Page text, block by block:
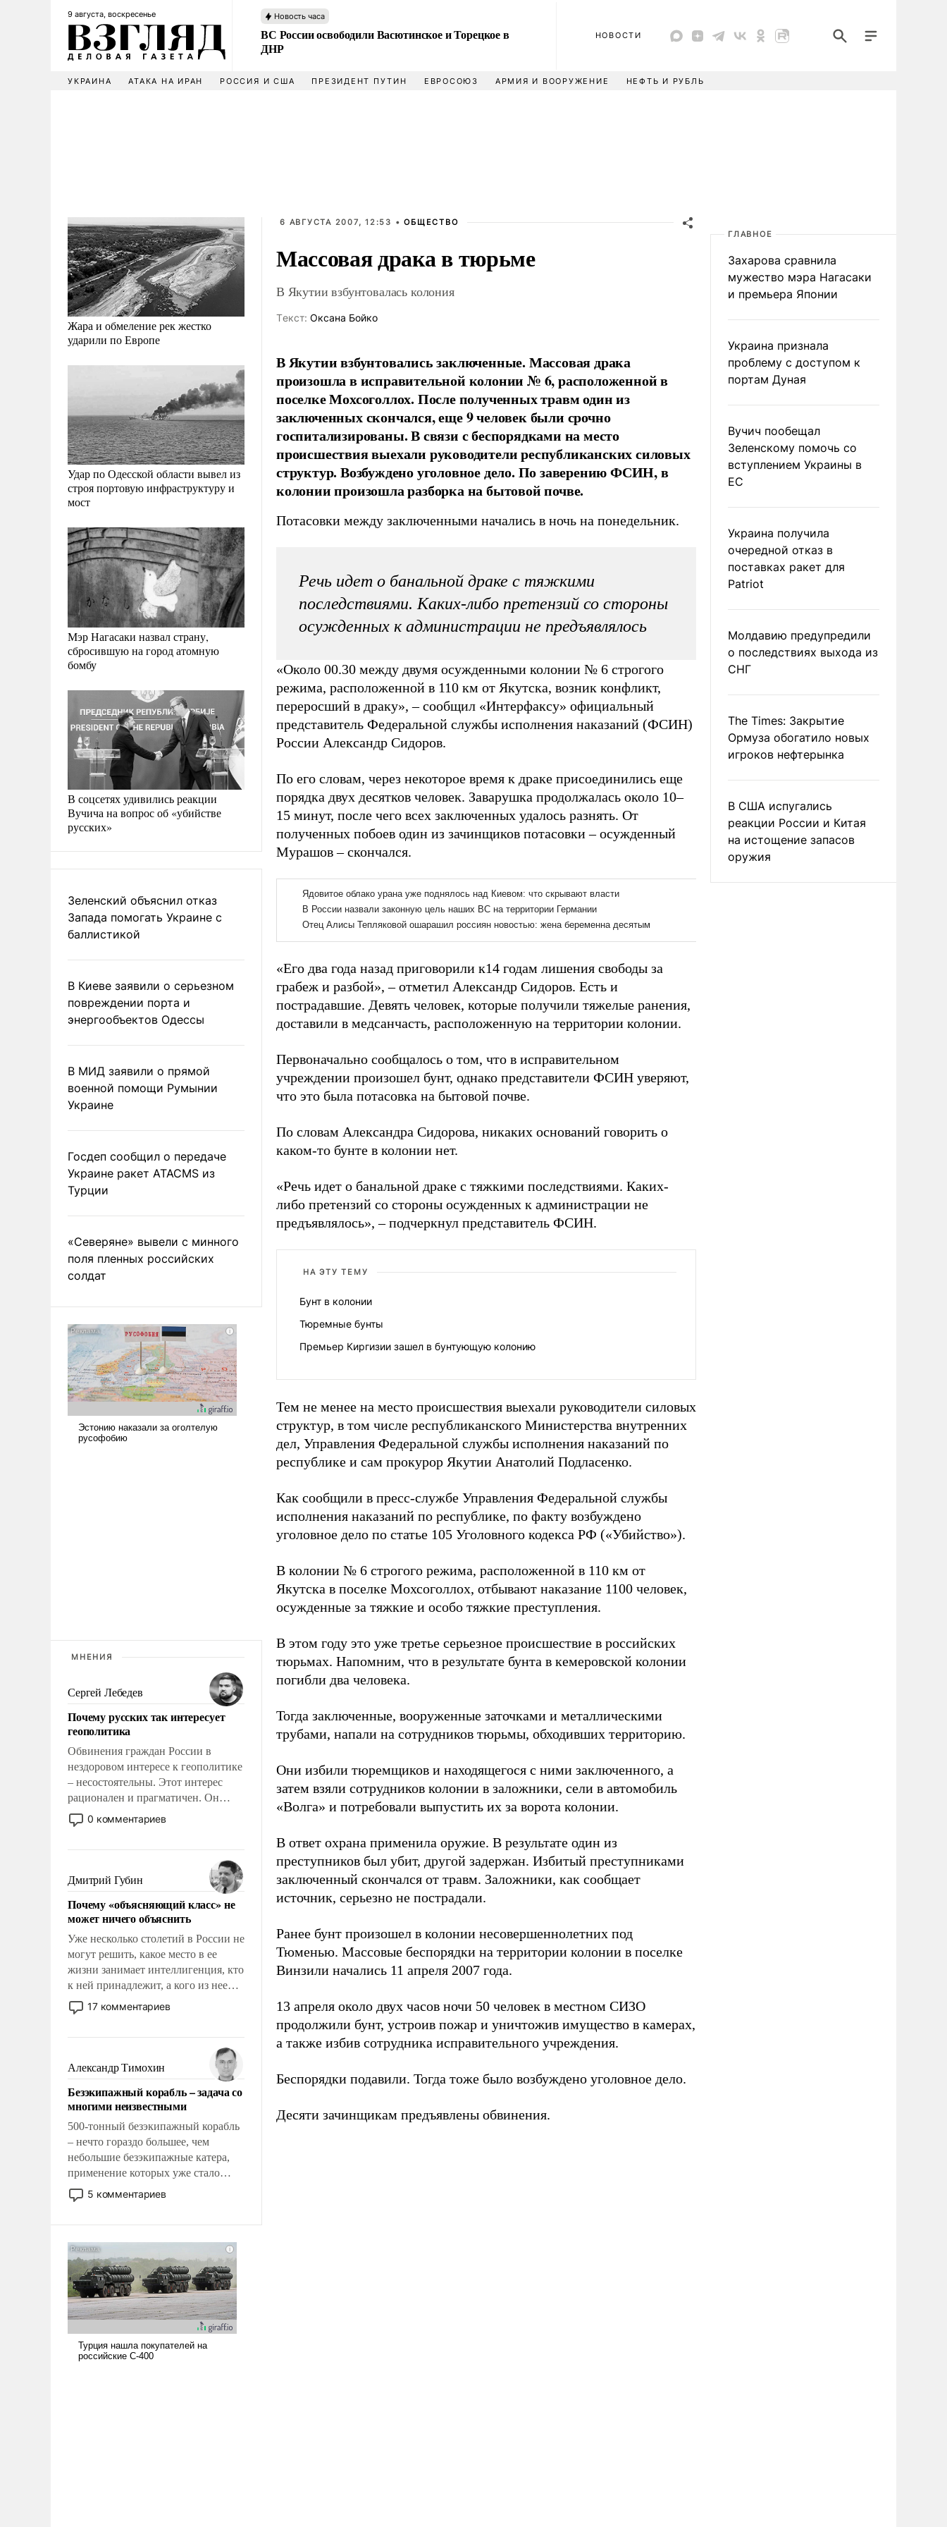
9 августа, воскресенье Новость часа
ВС России освободили Васютинское и Торецкое в
ДНР
НОВОСТИ
УКРАИНА АТАКА НА ИРАН РОССИЯ И США ПРЕЗИДЕНТ ПУТИН ЕВРОСОЮЗ АРМИЯ И ВООРУЖЕНИЕ НЕФТЬ И РУБЛЬ
Жара и обмеление рек жестко
ударили по Европе
Удар по Одесской области вывел из
строя портовую инфраструктуру и
мост
Мэр Нагасаки назвал страну,
сбросившую на город атомную
бомбу
В соцсетях удивились реакции
Вучича на вопрос об «убийстве
русских»
Зеленский объяснил отказ
Запада помогать Украине с
баллистикой
В Киеве заявили о серьезном
повреждении порта и
энергообъектов Одессы
В МИД заявили о прямой
военной помощи Румынии
Украине
Госдеп сообщил о передаче
Украине ракет ATACMS из
Турции
«Северяне» вывели с минного
поля пленных российских
солдат
МНЕНИЯ
Сергей Лебедев
Почему русских так интересует
геополитика
Обвинения граждан России в
нездоровом интересе к геополитике
– несостоятельны. Этот интерес
рационален и прагматичен. Он
обусловлен тысячелетним опытом
выживания в крайне непростых
знанием, что мировая политика
имеет свойство заявляться на порог
нашего дома.
0 комментариев
Дмитрий Губин
Почему «объясняющий класс» не
может ничего объяснить
Уже несколько столетий в России не
могут решить, какое место в ее
жизни занимает интеллигенция, кто
к ней принадлежит, а кого из нее
исключили с правом
восстановления и без оного. И чем
казалось, что эти вопросы решены
раз и навсегда, но – нет, не решены.
17 комментариев
Александр Тимохин
Безэкипажный корабль – задача со
многими неизвестными
500-тонный безэкипажный корабль
– нечто гораздо большее, чем
небольшие безэкипажные катера,
применение которых уже стало
обыденностью. Задача по созданию
такого корабля очень сложна и
наши боевые возможности.
5 комментариев
6 АВГУСТА 2007, 12:53 •ОБЩЕСТВО
Массовая драка в тюрьме
В Якутии взбунтовалась колония
Tекст: Оксана Бойко
В Якутии взбунтовались заключенные. Массовая драка
произошла в исправительной колонии № 6, расположенной в
поселке Мохсоголлох. После полученных травм один из
заключенных скончался, еще 9 человек были срочно
госпитализированы. В связи с беспорядками на место
происшествия выехали руководители республиканских силовых
структур. Возбуждено уголовное дело. По заверению ФСИН, в
колонии произошла разборка на бытовой почве.
Потасовки между заключенными начались в ночь на понедельник.
Речь идет о банальной драке с тяжкими
последствиями. Каких-либо претензий со стороны
осужденных к администрации не предъявлялось
«Около 00.30 между двумя осужденными колонии № 6 строгого
режима, расположенной в 110 км от Якутска, возник конфликт,
переросший в драку», – сообщил «Интерфаксу» официальный
представитель Федеральной службы исполнения наказаний (ФСИН)
России Александр Сидоров.
По его словам, через некоторое время к драке присоединились еще
порядка двух десятков человек. Заварушка продолжалась около 10–
15 минут, после чего всех заключенных удалось разнять. От
полученных побоев один из зачинщиков потасовки – осужденный
Мурашов – скончался.
«Его два года назад приговорили к14 годам лишения свободы за
грабеж и разбой», – отметил Александр Сидоров. Есть и
пострадавшие. Девять человек, которые получили тяжелые ранения,
доставили в медсанчасть, расположенную на территории колонии.
Первоначально сообщалось о том, что в исправительном
учреждении произошел бунт, однако представители ФСИН уверяют,
что это была потасовка на бытовой почве.
По словам Александра Сидорова, никаких оснований говорить о
каком-то бунте в колонии нет.
«Речь идет о банальной драке с тяжкими последствиями. Каких-
либо претензий со стороны осужденных к администрации не
предъявлялось», – подчеркнул представитель ФСИН.
НА ЭТУ ТЕМУ
Бунт в колонии
Тюремные бунты
Премьер Киргизии зашел в бунтующую колонию
Тем не менее на место происшествия выехали руководители силовых
структур, в том числе республиканского Министерства внутренних
дел, Управления Федеральной службы исполнения наказаний по
республике и сам прокурор Якутии Анатолий Подласенко.
Как сообщили в пресс-службе Управления Федеральной службы
исполнения наказаний по республике, по факту возбуждено
уголовное дело по статье 105 Уголовного кодекса РФ («Убийство»).
В колонии № 6 строгого режима, расположенной в 110 км от
Якутска в поселке Мохсоголлох, отбывают наказание 1100 человек,
осужденные за тяжкие и особо тяжкие преступления.
В этом году это уже третье серьезное происшествие в российских
тюрьмах. Напомним, что в результате бунта в кемеровской колонии
погибли два человека.
Тогда заключенные, вооруженные заточками и металлическими
трубами, напали на сотрудников тюрьмы, обходивших территорию.
Они избили тюремщиков и находящегося с ними заключенного, а
затем взяли сотрудников колонии в заложники, сели в автомобиль
«Волга» и потребовали выпустить их за ворота колонии.
В ответ охрана применила оружие. В результате один из
преступников был убит, другой задержан. Избитый преступниками
заключенный скончался от травм. Заложники, как сообщает
источник, серьезно не пострадали.
Ранее бунт произошел в колонии несовершеннолетних под
Тюменью. Массовые беспорядки на территории колонии в поселке
Винзили начались 11 апреля 2007 года.
13 апреля около двух часов ночи 50 человек в местном СИЗО
продолжили бунт, устроив пожар и уничтожив имущество в камерах,
а также избив сотрудника исправительного учреждения.
Беспорядки подавили. Тогда тоже было возбуждено уголовное дело.
Десяти зачинщикам предъявлены обвинения.
ГЛАВНОЕ
Захарова сравнила
мужество мэра Нагасаки
и премьера Японии
Украина признала
проблему с доступом к
портам Дуная
Вучич пообещал
Зеленскому помочь со
вступлением Украины в
ЕС
Украина получила
очередной отказ в
поставках ракет для
Patriot
Молдавию предупредили
о последствиях выхода из
СНГ
The Times: Закрытие
Ормуза обогатило новых
игроков нефтерынка
В США испугались
реакции России и Китая
на истощение запасов
оружия